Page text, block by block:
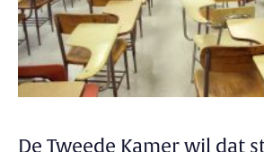
De Tweede Kamer wil dat